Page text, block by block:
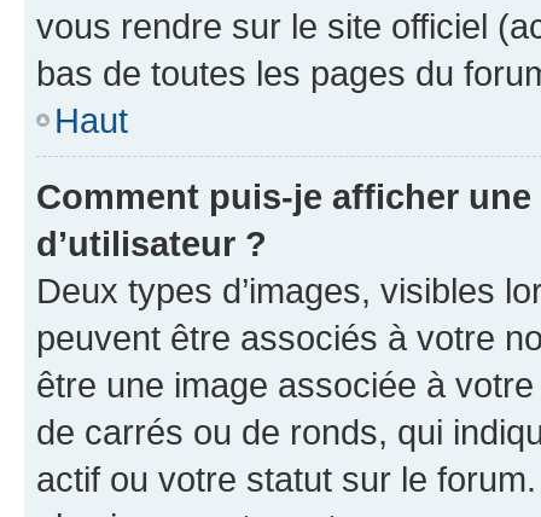
vous rendre sur le site officiel
bas de toutes les pages du
Haut
Comment puis-je afficher
d’utilisateur ?
Deux types d’images, visibles
peuvent être associés à votre
être une image associée à
de carrés ou de ronds, qui
actif ou votre statut sur le